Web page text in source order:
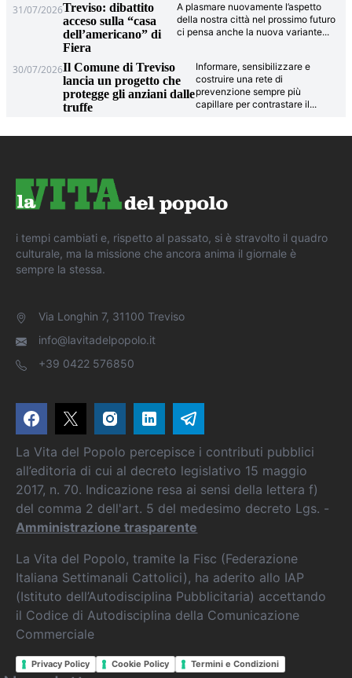
31/07/2026Treviso: dibattito
acceso sulla “casa
dell’americano” di
Fiera
A plasmare nuovamente l’aspetto
della nostra città nel prossimo futuro
ci pensa anche la nuova variante...
30/07/2026Il Comune di Treviso
lancia un progetto che
protegge gli anziani dalle
truffe
Informare, sensibilizzare e
costruire una rete di
prevenzione sempre più
capillare per contrastare il...
i tempi cambiati e, rispetto al passato, si è stravolto il quadro
culturale, ma la missione che ancora anima il giornale è
sempre la stessa.
Via Longhin 7, 31100 Treviso
info@lavitadelpopolo.it
+39 0422 576850
La Vita del Popolo percepisce i contributi pubblici
all’editoria di cui al decreto legislativo 15 maggio
2017, n. 70. Indicazione resa ai sensi della lettera f)
del comma 2 dell'art. 5 del medesimo decreto Lgs. -
Amministrazione trasparente
La Vita del Popolo, tramite la Fisc (Federazione
Italiana Settimanali Cattolici), ha aderito allo IAP
(Istituto dell’Autodisciplina Pubblicitaria) accettando
il Codice di Autodisciplina della Comunicazione
Commerciale
Privacy Policy Cookie Policy Termini e Condizioni